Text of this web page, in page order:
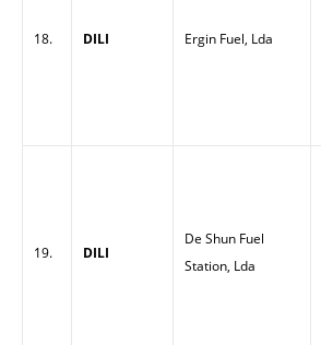
18. DILI Ergin Fuel, Lda
19. DILI
De Shun Fuel
Station, Lda